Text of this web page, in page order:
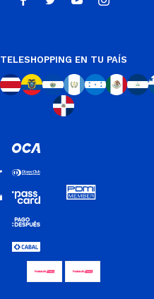
TELESHOPPING EN TU PAÍS